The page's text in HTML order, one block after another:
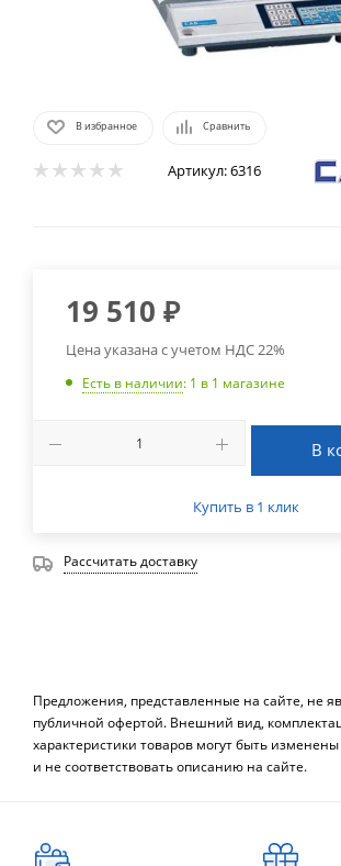
В избранное Сравнить
Артикул:6316
19 510 ₽
Цена указана с учетом НДС 22%
Есть в наличии: 1 в 1 магазине
В
Купить в 1 клик
Рассчитать доставку
Предложения, представленные на сайте, не
публичной офертой. Внешний вид,
характеристики товаров могут быть
и не соответствовать описанию на сайте.